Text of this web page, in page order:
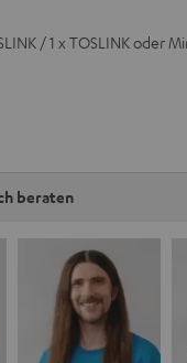
/ 1 x TOSLINK oder
beraten